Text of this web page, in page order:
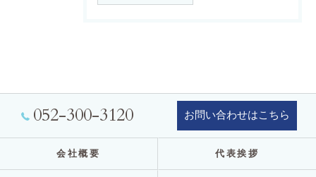
052-300-3120 お問い合わせはこちら
会社概要 代表挨拶